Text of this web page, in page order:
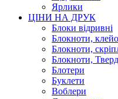
Ярлики
ЦІНИ НА ДРУК
Блоки відривні
Блокноти,
Блокноти,
Блокноти,
Блотери
Буклети
Воблери